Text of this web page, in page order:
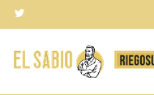
Saltar
al
contenido